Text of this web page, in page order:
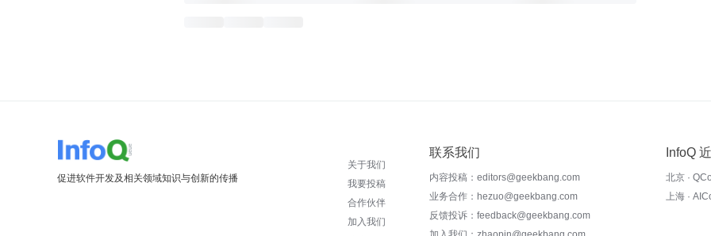
促进软件开发及相关领域知识与创新的传播
关于我们
我要投稿
合作伙伴
加入我们
联系我们
内容投稿：editors@geekbang.com
业务合作：hezuo@geekbang.com
反馈投诉：feedback@geekbang.com
InfoQ
北京 ·
上海 ·